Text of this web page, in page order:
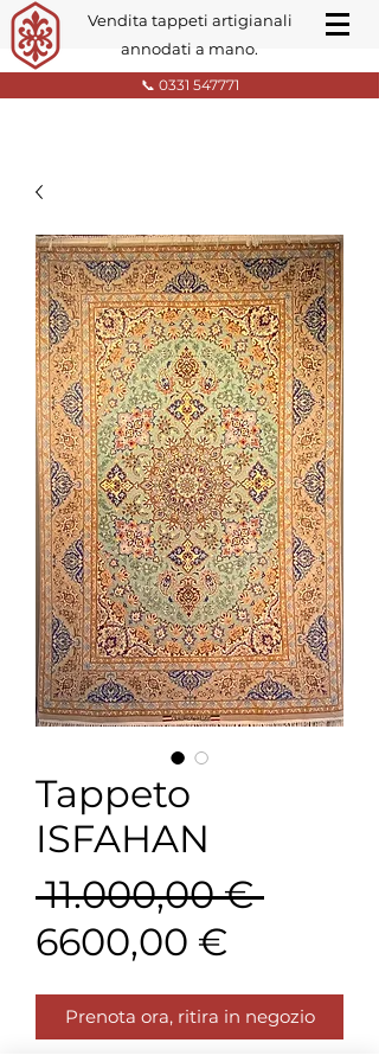
Vendita tappeti artigianali
annodati a mano.
📞 0331 547771
Tappeto
ISFAHAN
11.000,00 € Prezzo
6600,00 €
scontato
Prenota ora, ritira in negozio